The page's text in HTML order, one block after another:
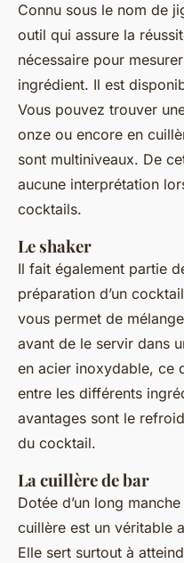
Connu sous le nom de
outil qui assure la
nécessaire pour
ingrédient. Il est
Vous pouvez trouver
onze ou encore en
sont multiniveaux. De
aucune interprétation
cocktails.
Le shaker
Il fait également partie
préparation d’un
vous permet de
avant de le servir dans
en acier inoxydable, ce
entre les différents
avantages sont le
du cocktail.
La cuillère de bar
Dotée d’un long
cuillère est un véritable
Elle sert surtout à